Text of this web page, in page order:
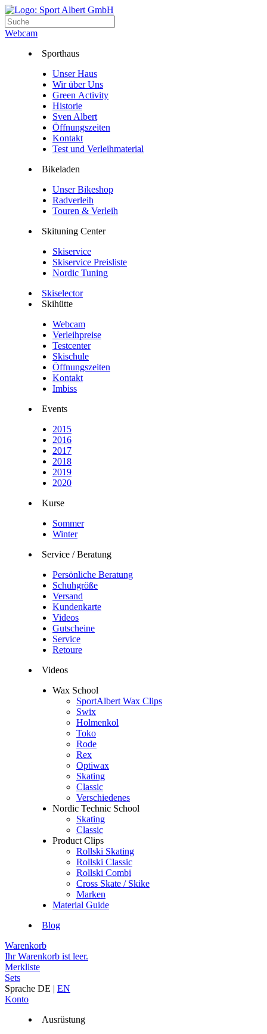
Webcam
Sporthaus
Unser Haus
Wir über Uns
Green Activity
Historie
Sven Albert
Öffnungszeiten
Kontakt
Test und Verleihmaterial
Bikeladen
Unser Bikeshop
Radverleih
Touren & Verleih
Skituning Center
Skiservice
Skiservice Preisliste
Nordic Tuning
Skiselector
Skihütte
Webcam
Verleihpreise
Testcenter
Skischule
Öffnungszeiten
Kontakt
Imbiss
Events
2015
2016
2017
2018
2019
2020
Kurse
Sommer
Winter
Service / Beratung
Persönliche Beratung
Schuhgröße
Versand
Kundenkarte
Videos
Gutscheine
Service
Retoure
Videos
Wax School
SportAlbert Wax Clips
Swix
Holmenkol
Toko
Rode
Rex
Optiwax
Skating
Classic
Verschiedenes
Nordic Technic School
Skating
Classic
Product Clips
Rollski Skating
Rollski Classic
Rollski Combi
Cross Skate / Skike
Marken
Material Guide
Blog
Warenkorb
Ihr Warenkorb ist leer.
Merkliste
Sets
Sprache DE | EN
Konto
Ausrüstung